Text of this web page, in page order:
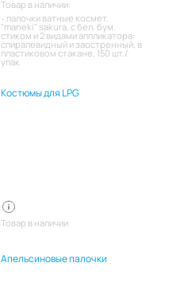
Товар в наличии:
палочки ватные космет.
"maneki" sakura, с бел. бум.
стиком и 2 видами аппликатора:
спиралевидный и заостренный, в
пластиковом стакане, 150 шт./
упак
Костюмы для LPG
Товар в наличии
Апельсиновые палочки